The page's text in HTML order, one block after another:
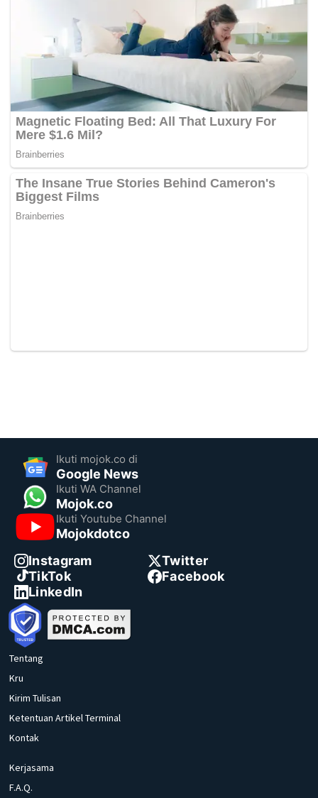
Ikuti mojok.co di
Google News
Ikuti WA Channel
Mojok.co
Ikuti Youtube Channel
Mojokdotco
Instagram
Twitter
TikTok
Facebook
LinkedIn
Tentang
Kru
Kirim Tulisan
Ketentuan Artikel Terminal
Kontak
Kerjasama
F.A.Q.